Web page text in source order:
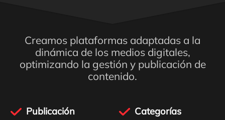
Creamos plataformas adaptadas a la
dinámica de los medios digitales,
optimizando la gestión y publicación de
contenido.
Publicación
Categorías